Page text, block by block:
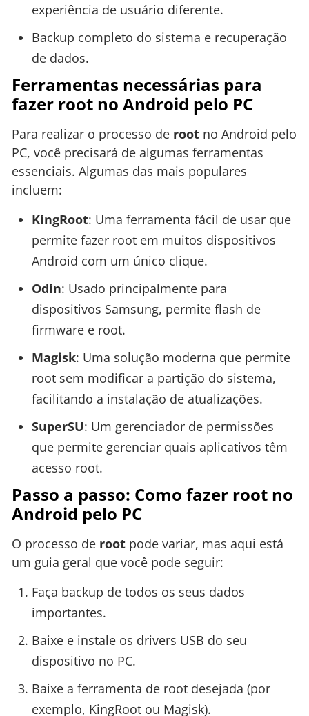
experiência de usuário diferente.
Backup completo do sistema e recuperação
de dados.
Ferramentas necessárias para
fazer root no Android pelo PC
Para realizar o processo de root no Android pelo
PC, você precisará de algumas ferramentas
essenciais. Algumas das mais populares
incluem:
KingRoot: Uma ferramenta fácil de usar que
permite fazer root em muitos dispositivos
Android com um único clique.
Odin: Usado principalmente para
dispositivos Samsung, permite flash de
firmware e root.
Magisk: Uma solução moderna que permite
root sem modificar a partição do sistema,
facilitando a instalação de atualizações.
SuperSU: Um gerenciador de permissões
que permite gerenciar quais aplicativos têm
acesso root.
Passo a passo: Como fazer root no
Android pelo PC
O processo de root pode variar, mas aqui está
um guia geral que você pode seguir:
Faça backup de todos os seus dados
importantes.
Baixe e instale os drivers USB do seu
dispositivo no PC.
Baixe a ferramenta de root desejada (por
exemplo, KingRoot ou Magisk).